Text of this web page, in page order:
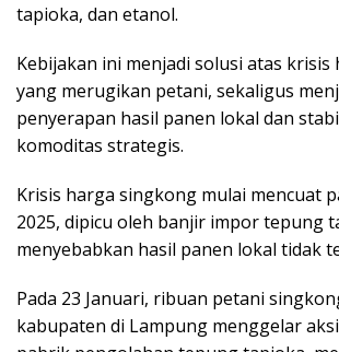
tapioka, dan etanol.
Kebijakan ini menjadi solusi atas
yang merugikan petani, sekaligus
penyerapan hasil panen lokal dan
komoditas strategis.
Krisis harga singkong mulai mencuat
2025, dipicu oleh banjir impor tepung
menyebabkan hasil panen lokal tidak
Pada 23 Januari, ribuan petani
kabupaten di Lampung menggelar